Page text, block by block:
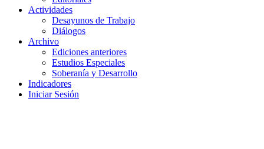
Actividades
Desayunos de Trabajo
Diálogos
Archivo
Ediciones anteriores
Estudios Especiales
Soberanía y Desarrollo
Indicadores
Iniciar Sesión